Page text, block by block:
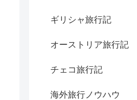
ギリシャ旅行記
オーストリア旅行記
チェコ旅行記
海外旅行ノウハウ